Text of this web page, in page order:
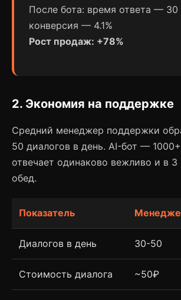
После бота: время ответа — 30
конверсия — 4.1%
Рост продаж: +78%
2. Экономия на поддержке
Средний менеджер поддержки
50 диалогов в день. AI-бот —
отвечает одинаково вежливо и в 3
обед.
Показатель
Диалогов в день 30-50
Стоимость диалога ~50₽